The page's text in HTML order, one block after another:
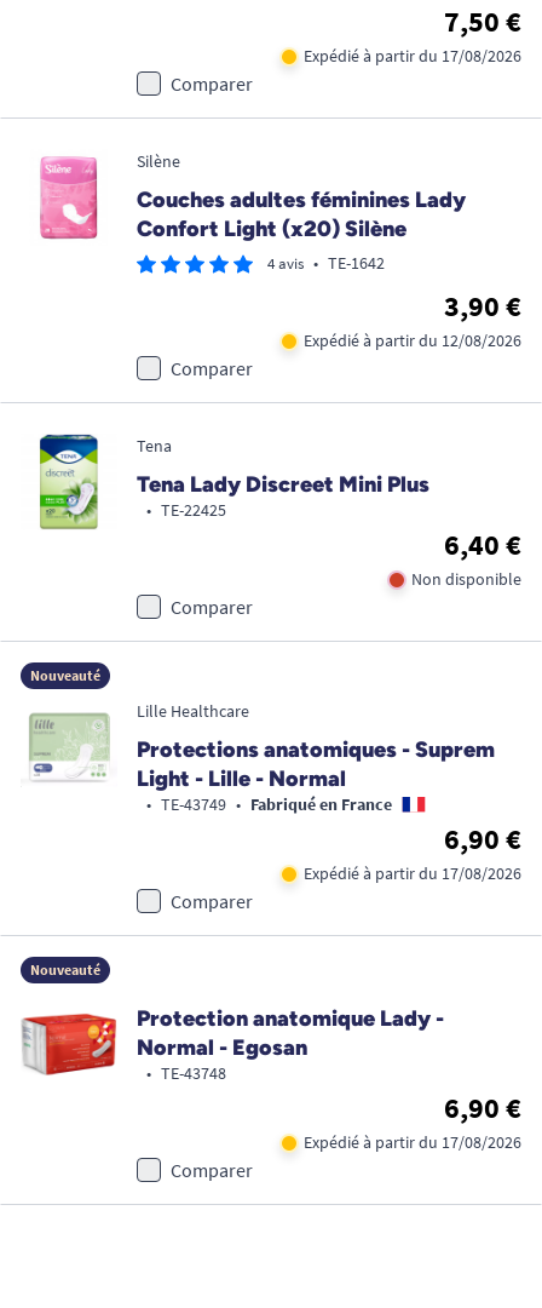
7,50 €
Expédié à partir du 17/08/2026
Comparer
Silène
Couches adultes féminines Lady
Confort Light (x20) Silène
4 avis • TE-1642
3,90 €
Expédié à partir du 12/08/2026
Comparer
Tena
Tena Lady Discreet Mini Plus
• TE-22425
6,40 €
Non disponible
Comparer
Nouveauté
Lille Healthcare
Protections anatomiques - Suprem
Light - Lille - Normal
• TE-43749 • Fabriqué en France
6,90 €
Expédié à partir du 17/08/2026
Comparer
Nouveauté
Protection anatomique Lady -
Normal - Egosan
• TE-43748
6,90 €
Expédié à partir du 17/08/2026
Comparer